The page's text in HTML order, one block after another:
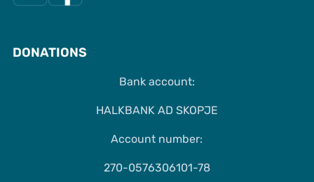
DONATIONS
Bank account:
HALKBANK AD SKOPJE
Account number:
270-0576306101-78